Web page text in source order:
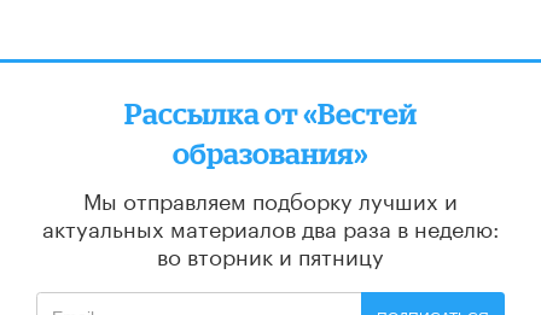
Рассылка от «Вестей
образования»
Мы отправляем подборку лучших и
актуальных материалов два раза в неделю:
во вторник и пятницу